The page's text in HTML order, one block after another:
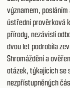
významem,
ústřední prověrková
přírody, nezávislí
dvou let podrobila
Shromáždění a
otázek, týkajících se
nezpřístupněných